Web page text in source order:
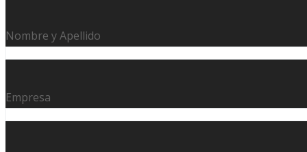
Nombre y Apellido
Empresa